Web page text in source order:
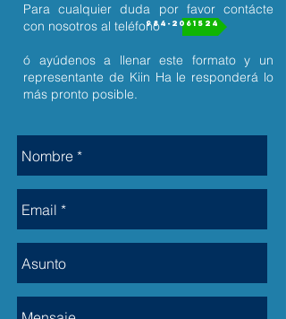
Para cualquier duda por favor contácte
con nosotros al teléfono
ó ayúdenos a llenar este formato y un
representante de Kiin Ha le responderá lo
más pronto posible.
984-2061524